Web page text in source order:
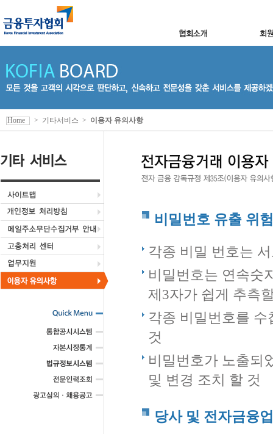
Home > 기타서비스 > 이용자 유의사항
비밀번호 유출 위
각종 비밀 번호는
비밀번호는 연속숫
제3자가 쉽게 추측
각종 비밀번호를
것
비밀번호가 노출되
및 변경 조치 할 것
당사 및 전자금융